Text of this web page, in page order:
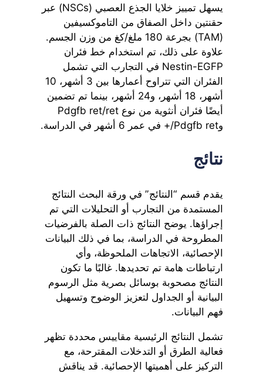
يسهل تمييز خلايا الجذع العصبي (NSCs) عبر
حقنتين داخل الصفاق من التاموكسيفين
(TAM) بجرعة 180 ملغ/كغ من وزن الجسم.
علاوة على ذلك، تم استخدام خط فئران
Nestin-EGFP في التجارب التي تشمل
الفئران التي تتراوح أعمارها بين 3 أشهر، 10
أشهر، 18 أشهر، و24 أشهر، بينما تم تضمين
أيضًا فئران أنثوية من نوع Pdgfb ret/ret
وPdgfb ret/+ في عمر 6 أشهر في الدراسة.
نتائج
يقدم قسم “النتائج” في ورقة البحث النتائج
المستمدة من التجارب أو التحليلات التي تم
إجراؤها. يوضح النتائج ذات الصلة بالفرضيات
المطروحة في الدراسة، بما في ذلك البيانات
الإحصائية، الاتجاهات الملحوظة، وأي
ارتباطات هامة تم تحديدها. غالبًا ما تكون
النتائج مصحوبة بوسائل بصرية مثل الرسوم
البيانية أو الجداول لتعزيز الوضوح وتسهيل
فهم البيانات.
تشمل النتائج الرئيسية مقاييس محددة تظهر
فعالية الطرق أو التدخلات المقترحة، مع
التركيز على أهميتها الإحصائية. قد يناقش